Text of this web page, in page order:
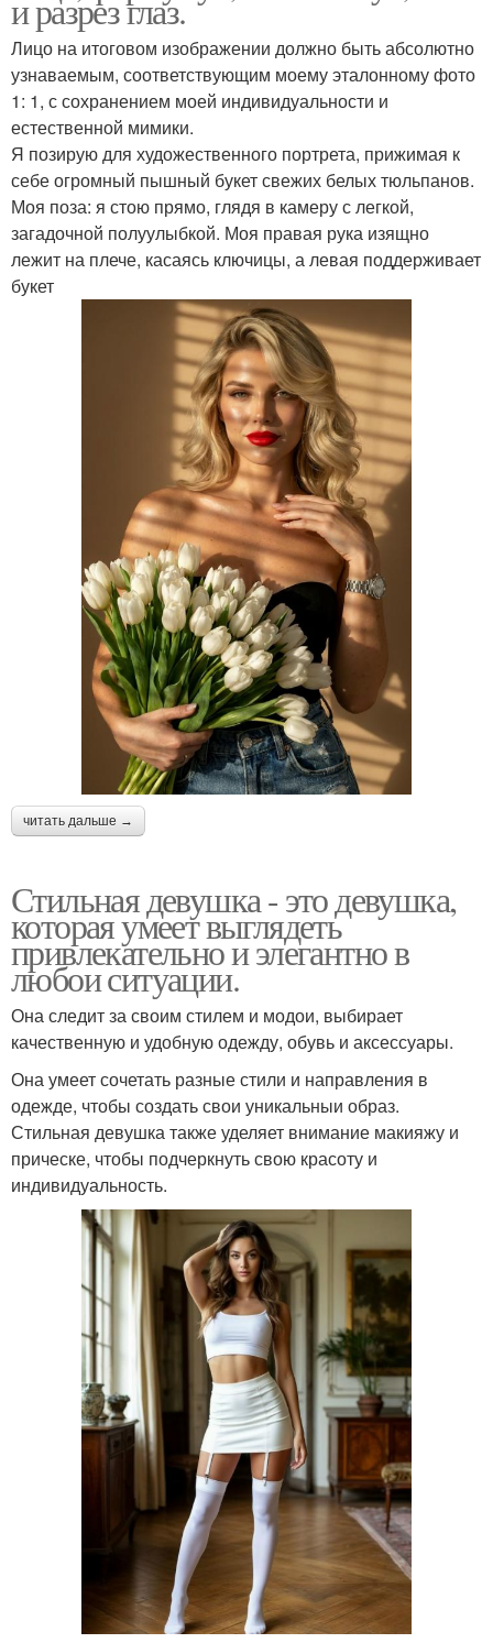
и разрез глаз.
Лицо на итоговом изображении должно быть абсолютно
узнаваемым, соответствующим моему эталонному фото
1: 1, с сохранением моей индивидуальности и
естественной мимики.
Я позирую для художественного портрета, прижимая к
себе огромный пышный букет свежих белых тюльпанов.
Моя поза: я стою прямо, глядя в камеру с легкой,
загадочной полуулыбкой. Моя правая рука изящно
лежит на плече, касаясь ключицы, а левая поддерживает
букет
читать дальше →
Стильная девушка - это девушка,
которая умеет выглядеть
привлекательно и элегантно в
любои ситуации.
Она следит за своим стилем и модои, выбирает
качественную и удобную одежду, обувь и аксессуары.
Она умеет сочетать разные стили и направления в
одежде, чтобы создать свои уникальныи образ.
Стильная девушка также уделяет внимание макияжу и
прическе, чтобы подчеркнуть свою красоту и
индивидуальность.